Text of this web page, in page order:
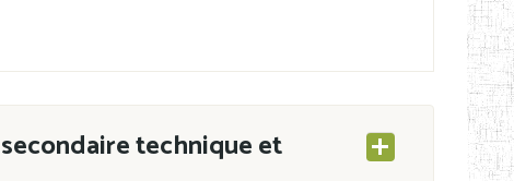
technique et